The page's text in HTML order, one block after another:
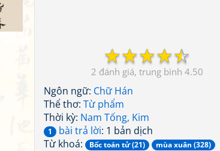
☆
☆
☆
☆
☆
2 4.50
Ngôn ngữ: Chữ Hán
Thể thơ: Từ phẩm
Thời kỳ: Nam Tống, Kim
1 bài trả lời: 1 bản dịch
Từ khoá:
Bốc toán tử (21) mùa xuân (328)